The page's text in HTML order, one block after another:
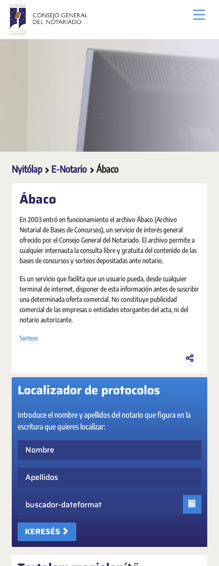
Ugrás a fő tartalomhoz
Nyitólap E-Notario Ábaco
Ábaco
En 2003 entró en funcionamiento el archivo Ábaco (Archivo
Notarial de Bases de Concursos), un servicio de interés general
ofrecido por el Consejo General del Notariado. El archivo permite a
cualquier internauta la consulta libre y gratuita del contenido de las
bases de concursos y sorteos depositadas ante notario.
Es un servicio que facilita que un usuario pueda, desde cualquier
terminal de internet, disponer de esta información antes de suscribir
una determinada oferta comercial. No constituye publicidad
comercial de las empresas o entidades otorgantes del acta, ni del
notario autorizante.
Sorteos
Localizador de protocolos
Introduce el nombre y apellidos del notario que figura en la
escritura que quieres localizar:
Apellidos
Fecha
KERESÉS